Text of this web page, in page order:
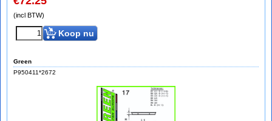
(incl BTW)
Koop nu
Green
P950411*2672